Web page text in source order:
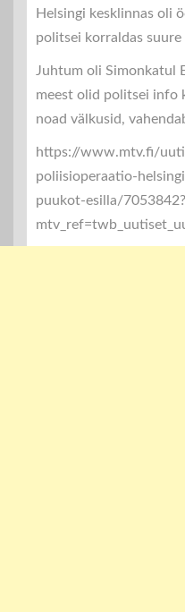
Helsingi kesklinnas oli
politsei korraldas
Juhtum oli Simonkatul
meest olid politsei info
noad välkusid,
https://www.mtv.fi/
poliisioperaatio-
puukot-esilla/7053842?